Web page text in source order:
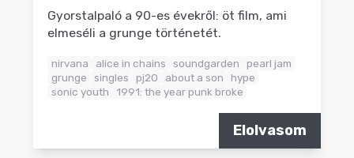
Gyorstalpaló a 90-es évekről: öt film, ami
elmeséli a grunge történetét.
nirvana alice in chains soundgarden
pearl jam
grunge
singles pj20 about a son
hype
sonic youth
1991: the year punk broke
Elolvasom